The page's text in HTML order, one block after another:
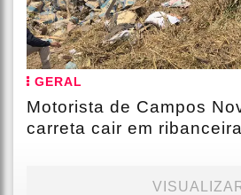
GERAL
Motorista de Campos
carreta cair em